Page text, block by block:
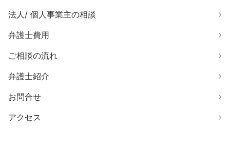
法人/ 個人事業主の相談
弁護士費用
ご相談の流れ
弁護士紹介
お問合せ
アクセス